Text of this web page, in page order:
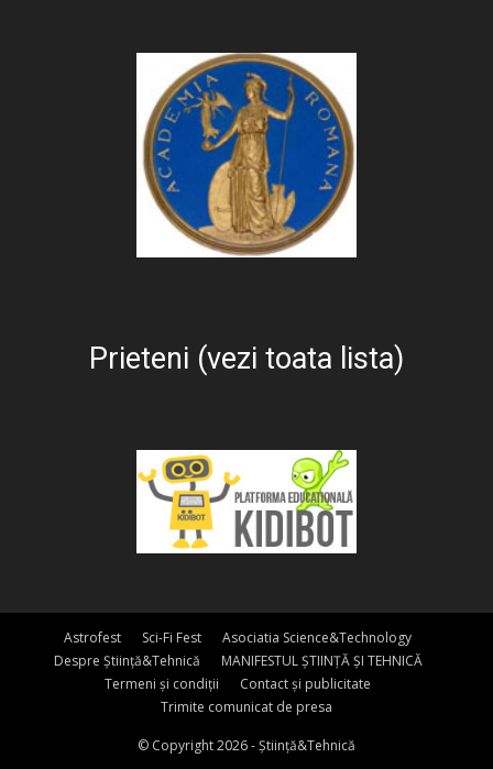
Prieteni (vezi toata lista)
Astrofest Sci-Fi Fest
Asociatia Science&Technology
Despre Știință&Tehnică
MANIFESTUL ȘTIINȚĂ ȘI TEHNICĂ
Termeni și condiții
Contact și publicitate
Trimite comunicat de presa
© Copyright 2026 - Știință&Tehnică